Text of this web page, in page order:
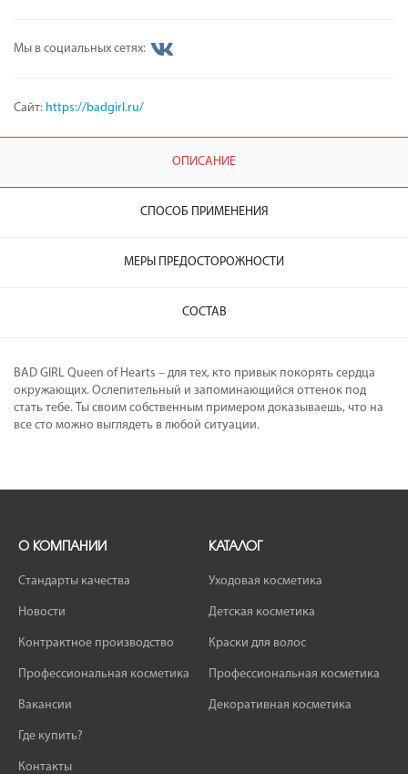
Мы в социальных сетях:
Сайт: https://badgirl.ru/
ОПИСАНИЕ
СПОСОБ ПРИМЕНЕНИЯ
МЕРЫ ПРЕДОСТОРОЖНОСТИ
СОСТАВ
BAD GIRL Queen of Hearts – для тех, кто привык покорять сердца
окружающих. Ослепительный и запоминающийся оттенок под
стать тебе. Ты своим собственным примером доказываешь, что на
все сто можно выглядеть в любой ситуации.
О КОМПАНИИ
Стандарты качества
Новости
Контрактное производство
Профессиональная косметика
Вакансии
Где купить?
Контакты
КАТАЛОГ
Уходовая косметика
Детская косметика
Краски для волос
Профессиональная косметика
Декоративная косметика